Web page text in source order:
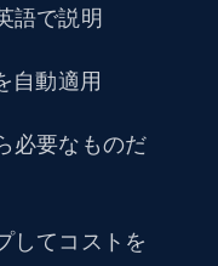
今すぐ購入
Seller rating,
語で説明
自動適用
必要なものだ
してコストを